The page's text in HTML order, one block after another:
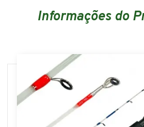
Informações do